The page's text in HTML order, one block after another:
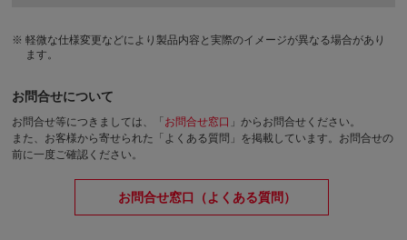
軽微な仕様変更などにより製品内容と実際のイメージが異なる場合があり
ます。
お問合せについて
お問合せ等につきましては、「お問合せ窓口 」からお問合せください。
また、お客様から寄せられた「よくある質問」を掲載しています。お問合せの
前に一度ご確認ください。
お問合せ窓口（よくある質問）